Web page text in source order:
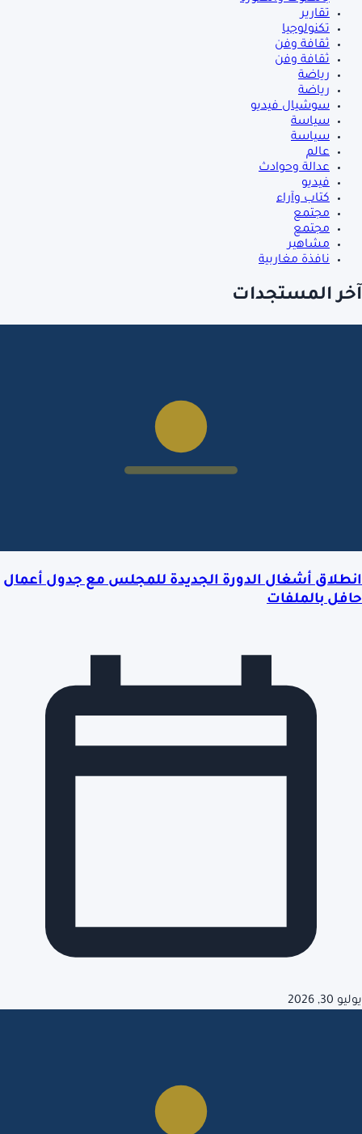
تقارير
تكنولوجيا
ثقافة وفن
ثقافة وفن
رياضة
رياضة
سوشيال فيديو
سياسة
سياسة
عالم
عدالة وحوادث
فيديو
كتاب وآراء
مجتمع
مجتمع
مشاهير
نافذة مغاربية
آخر المستجدات
انطلاق أشغال الدورة الجديدة للمجلس مع جدول أعمال
حافل بالملفات
يوليو 30, 2026